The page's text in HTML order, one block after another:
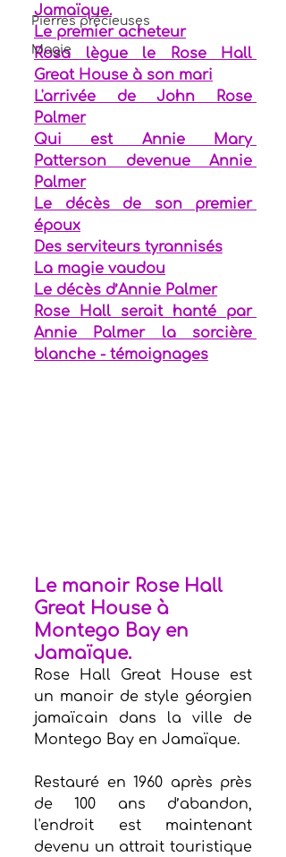
Pierres précieuses
Magie
Jamaïque.
Le premier acheteur
Rosa lègue le Rose Hall
Great House à son mari
L'arrivée de John Rose
Palmer
Qui est Annie Mary
Patterson devenue Annie
Palmer
Le décès de son premier
époux
Des serviteurs tyrannisés
La magie vaudou
Le décès d’Annie Palmer
Rose Hall serait hanté par
Annie Palmer la sorcière
blanche - témoignages
Le manoir Rose Hall
Great House à
Montego Bay en
Jamaïque.
Rose Hall Great House est
un manoir de style géorgien
jamaïcain dans la ville de
Montego Bay en Jamaïque.
Restauré en 1960 après près
de 100 ans d’abandon,
l'endroit est maintenant
devenu un attrait touristique